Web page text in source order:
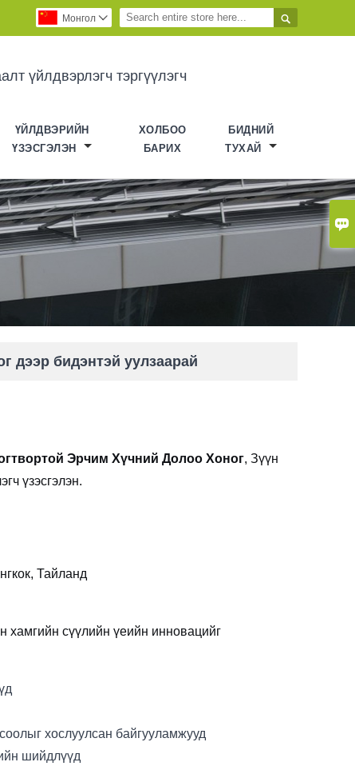


Монгол 
үйлдвэрлэгч тэргүүлэгч
ҮЙЛДВЭРИЙН
ҮЗЭСГЭЛЭН
ХОЛБОО
БАРИХ
БИДНИЙ
ТУХАЙ
дээр бидэнтэй уулзаарай
Эрчим Хүчний Долоо Хоног, Зүүн
үзэсгэлэн.
Тайланд
хамгийн сүүлийн үеийн инновацийг
хослуулсан байгууламжууд
шийдлүүд